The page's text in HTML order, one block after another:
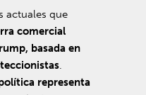
actuales que
comercial
basada en
.
representa